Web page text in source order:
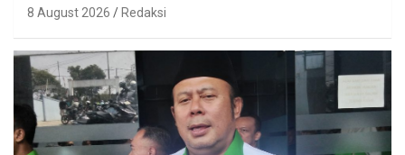
8 August 2026 Redaksi